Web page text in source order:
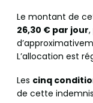
Le montant de
26,30 € par jour
L’allocation est
Les cinq
de cette